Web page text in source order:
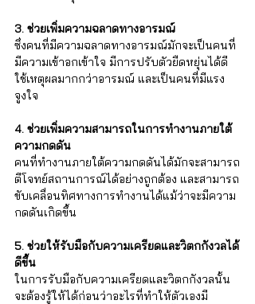
3. ช่วยเพิ่มความฉลาดทางอารมณ์
ซึ่งคนที่มีความฉลาดทางอารมณ์มักจะเป็นคนที่
มีความเข้าอกเข้าใจ มีการปรับตัวยืดหยุ่นได้ดี
ใช้เหตุผลมากกว่าอารมณ์ และเป็นคนที่มีแรง
จูงใจ
4. ช่วยเพิ่มความสามารถในการทำงานภายใต้
ความกดดัน
คนที่ทำงานภายใต้ความกดดันได้มักจะสามารถ
ตีโจทย์สถานการณ์ได้อย่างถูกต้อง และสามารถ
ขับเคลื่อนทิศทางการทำงานได้แม้ว่าจะมีความ
กดดันเกิดขึ้น
5. ช่วยให้รับมือกับความเครียดและวิตกกังวลได้
ดีขึ้น
ในการรับมือกับความเครียดและวิตกกังวลนั้น
จะต้องรู้ให้ได้ก่อนว่าอะไรที่ทำให้ตัวเองมี